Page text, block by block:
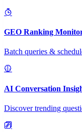
GEO Ranking
Batch queries &
AI Conversation
Discover trending